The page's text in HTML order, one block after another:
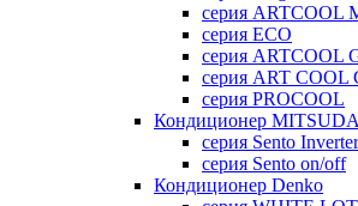
серия ARTCOOL
серия ECO
серия ARTCOOL
серия ART
серия PROCOOL
Кондиционер
серия Sento Inverter
серия Sento on/off
Кондиционер Denko